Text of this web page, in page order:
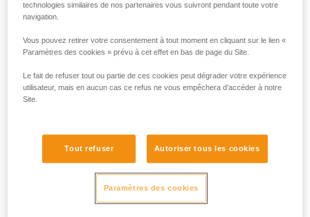
technologies similaires de nos partenaires vous suivront pendant toute votre
navigation.
Vous pouvez retirer votre consentement à tout moment en cliquant sur le lien «
Paramètres des cookies » prévu à cet effet en bas de page du Site.
Le fait de refuser tout ou partie de ces cookies peut dégrader votre expérience
utilisateur, mais en aucun cas ce refus ne vous empêchera d’accéder à notre
Site.
Tout refuser Autoriser tous les cookies
Paramètres des cookies